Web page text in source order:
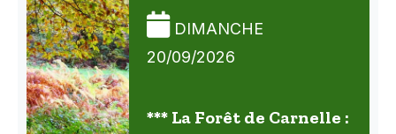
DIMANCHE
20/09/2026
*** La Forêt de Carnelle :